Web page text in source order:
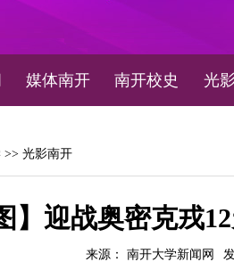
媒体南开 南开校史 光
>> 光影南开
】迎战奥密克戎
来源： 南开大学新闻网